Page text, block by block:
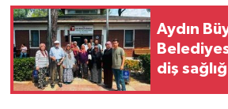
Aydın
diş
KÜLTÜR SANAT
MAGAZİN